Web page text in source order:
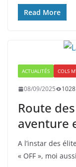
Read More
ACTUALITÉS COLS
08/09/2025
Route
aventure
A l’instar des
« OFF », moi